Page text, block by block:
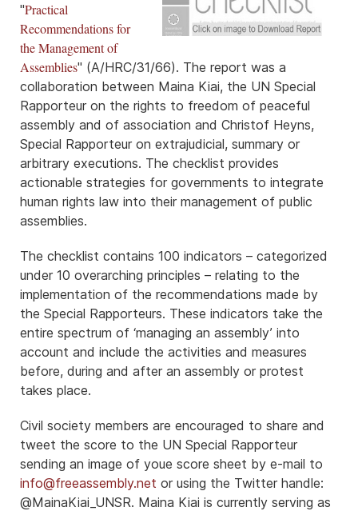
"Practical
Recommendations for
the Management of
Assemblies" (A/HRC/31/66). The report was a
collaboration between Maina Kiai, the UN Special
Rapporteur on the rights to freedom of peaceful
assembly and of association and Christof Heyns,
Special Rapporteur on extrajudicial, summary or
arbitrary executions. The checklist provides
actionable strategies for governments to integrate
human rights law into their management of public
assemblies.
The checklist contains 100 indicators – categorized
under 10 overarching principles – relating to the
implementation of the recommendations made by
the Special Rapporteurs. These indicators take the
entire spectrum of ‘managing an assembly’ into
account and include the activities and measures
before, during and after an assembly or protest
takes place.
Civil society members are encouraged to share and
tweet the score to the UN Special Rapporteur
sending an image of youe score sheet by e-mail to
info@freeassembly.net or using the Twitter handle:
@MainaKiai_UNSR. Maina Kiai is currently serving as